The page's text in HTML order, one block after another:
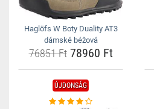
Haglöfs W Boty Duality AT3
dámské béžová
76851 Ft78960 Ft
ÚJDONSÁG